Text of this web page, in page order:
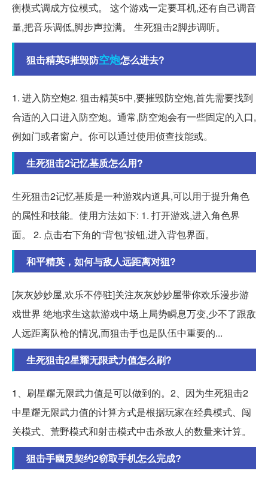
衡模式调成方位模式。 这个游戏一定要耳机,还有自己调音
量,把音乐调低,脚步声拉满。 生死狙击2脚步调听。
狙击精英5摧毁防空炮怎么进去?
1. 进入防空炮2. 狙击精英5中,要摧毁防空炮,首先需要找到
合适的入口进入防空炮。通常,防空炮会有一些固定的入口,
例如门或者窗户。你可以通过使用侦查技能或。
生死狙击2记忆基质怎么用?
生死狙击2记忆基质是一种游戏内道具,可以用于提升角色
的属性和技能。使用方法如下: 1. 打开游戏,进入角色界
面。 2. 点击右下角的“背包”按钮,进入背包界面。
和平精英，如何与敌人远距离对狙?
[灰灰妙妙屋,欢乐不停驻]关注灰灰妙妙屋带你欢乐漫步游
戏世界 绝地求生这款游戏中场上局势瞬息万变,少不了跟敌
人远距离队枪的情况,而狙击手也是队伍中重要的...
生死狙击2星耀无限武力值怎么刷?
1、刷星耀无限武力值是可以做到的。2、因为生死狙击2
中星耀无限武力值的计算方式是根据玩家在经典模式、闯
关模式、荒野模式和射击模式中击杀敌人的数量来计算。
狙击手幽灵契约2窃取手机怎么完成?